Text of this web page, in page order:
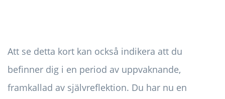
Att se detta kort kan också indikera att du
befinner dig i en period av uppvaknande,
framkallad av självreflektion. Du har nu en